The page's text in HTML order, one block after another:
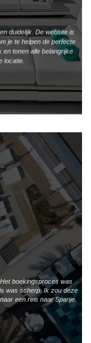
duidelijk. De website is
je te helpen de perfecte
tonen alle belangrijke
locatie.
boekingsproces was
was scherp. Ik zou deze
een reis naar Spanje.